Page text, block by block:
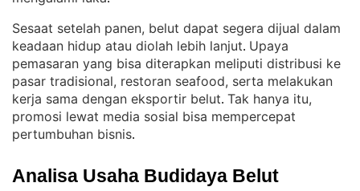
Sesaat setelah panen, belut dapat segera dijual dalam
keadaan hidup atau diolah lebih lanjut. Upaya
pemasaran yang bisa diterapkan meliputi distribusi ke
pasar tradisional, restoran seafood, serta melakukan
kerja sama dengan eksportir belut. Tak hanya itu,
promosi lewat media sosial bisa mempercepat
pertumbuhan bisnis.
Analisa Usaha Budidaya Belut